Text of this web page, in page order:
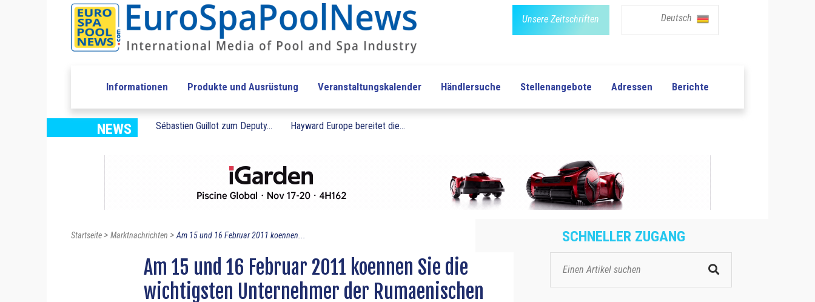
Unsere Zeitschriften Deutsch
Informationen Produkte und Ausrüstung Veranstaltungskalender Händlersuche Stellenangebote Adressen Berichte
NEWS Sébastien Guillot zum Deputy... Hayward Europe bereitet die...
Startseite> Marktnachrichten >Am 15 und 16 Februar 2011 koennen...
Am 15 und 16 Februar 2011 koennen Sie die
wichtigsten Unternehmer der Rumaenischen
SCHNELLER ZUGANG